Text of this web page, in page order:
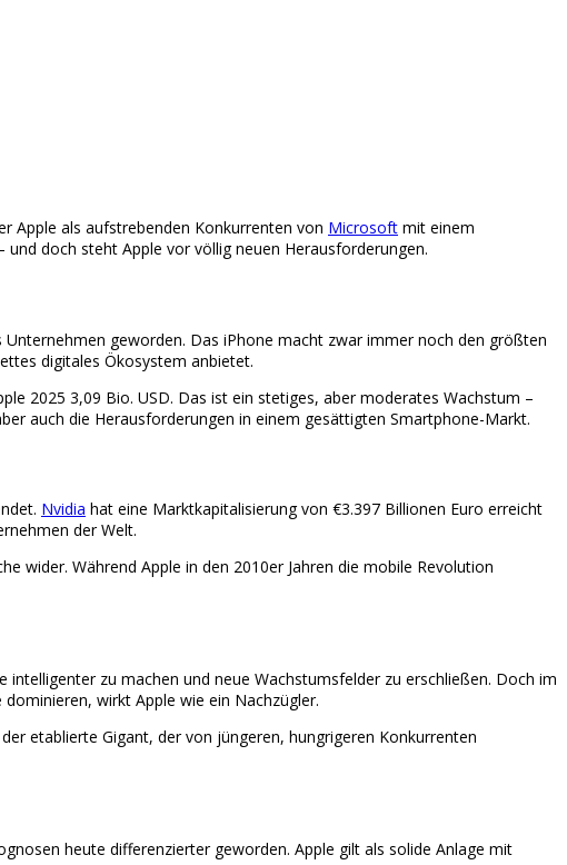
Apple als aufstrebenden Konkurrenten von Microsoft mit einem
doch steht Apple vor völlig neuen Herausforderungen.
geworden. Das iPhone macht zwar immer noch den größten
digitales Ökosystem anbietet.
2025 3,09 Bio. USD. Das ist ein stetiges, aber moderates Wachstum –
auch die Herausforderungen in einem gesättigten Smartphone-Markt.
Nvidia hat eine Marktkapitalisierung von €3.397 Billionen Euro erreicht
der Welt.
wider. Während Apple in den 2010er Jahren die mobile Revolution
zu machen und neue Wachstumsfelder zu erschließen. Doch im
wirkt Apple wie ein Nachzügler.
etablierte Gigant, der von jüngeren, hungrigeren Konkurrenten
heute differenzierter geworden. Apple gilt als solide Anlage mit